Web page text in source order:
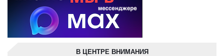
В ЦЕНТРЕ ВНИМАНИЯ